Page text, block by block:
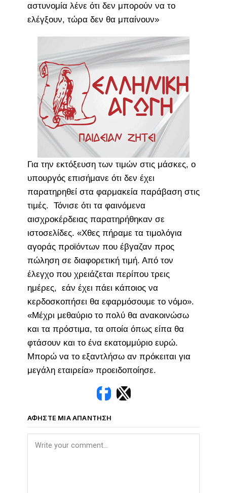
αστυνομία λένε ότι δεν μπορούν να το
ελέγξουν, τώρα δεν θα μπαίνουν»
Για την εκτόξευση των τιμών στις μάσκες, ο
υπουργός επισήμανε ότι δεν έχει
παρατηρηθεί στα φαρμακεία παράβαση στις
τιμές. Τόνισε ότι τα φαινόμενα
αισχροκέρδειας παρατηρήθηκαν σε
ιστοσελίδες. «Χθες πήραμε τα τιμολόγια
αγοράς προϊόντων που έβγαζαν προς
πώληση σε διαφορετική τιμή. Από τον
έλεγχο που χρειάζεται περίπου τρεις
ημέρες, εάν έχει πάει κάποιος να
κερδοσκοπήσει θα εφαρμόσουμε το νόμο».
«Μέχρι μεθαύριο το πολύ θα ανακοινώσω
και τα πρόστιμα, τα οποία όπως είπα θα
φτάσουν και το ένα εκατομμύριο ευρώ.
Μπορώ να το εξαντλήσω αν πρόκειται για
μεγάλη εταιρεία» προειδοποίησε.
ΑΦΉΣΤΕ ΜΙΑ ΑΠΆΝΤΗΣΗ